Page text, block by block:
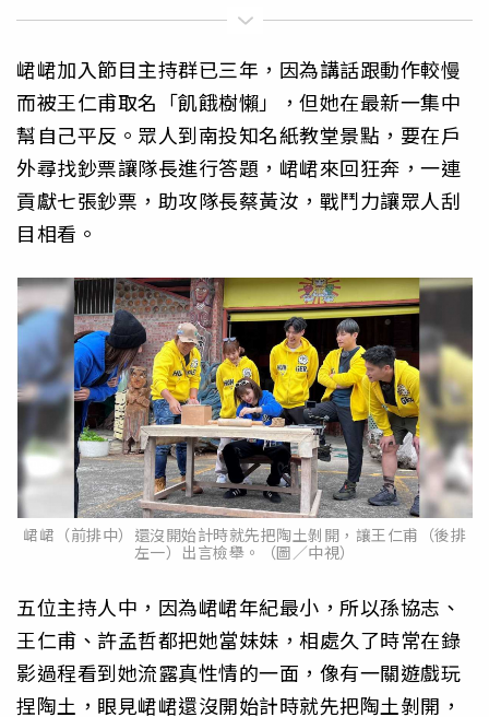
峮峮加入節目主持群已三年，因為講話跟動作較慢
而被王仁甫取名「飢餓樹懶」，但她在最新一集中
幫自己平反。眾人到南投知名紙教堂景點，要在戶
外尋找鈔票讓隊長進行答題，峮峮來回狂奔，一連
貢獻七張鈔票，助攻隊長蔡黃汝，戰鬥力讓眾人刮
目相看。
峮峮（前排中）還沒開始計時就先把陶土剝開，讓王仁甫（後排
左一）出言檢舉。（圖／中視）
五位主持人中，因為峮峮年紀最小，所以孫協志、
王仁甫、許孟哲都把她當妹妹，相處久了時常在錄
影過程看到她流露真性情的一面，像有一關遊戲玩
捏陶土，眼見峮峮還沒開始計時就先把陶土剝開，